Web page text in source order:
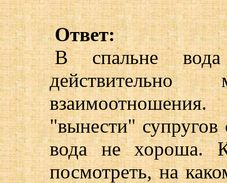
Ответ:
В спальне
"вынести"
вода не хороша.
посмотреть, на